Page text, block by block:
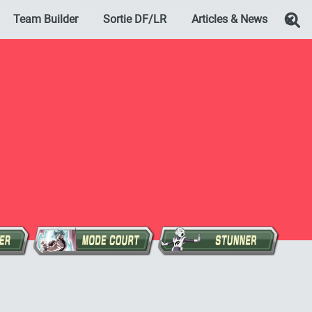
Team Builder Sortie DF/LR Articles & News